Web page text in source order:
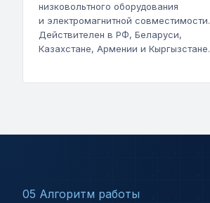
низковольтного оборудования
и электромагнитной совместимости.
Действителен в РФ, Беларуси,
Казахстане, Армении и Кыргызстане.
05 Алгоритм работы